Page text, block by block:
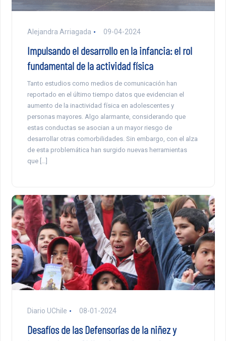
Alejandra Arriagada 09-04-2024
Impulsando el desarrollo en la infancia: el rol
fundamental de la actividad física
Tanto estudios como medios de comunicación han
reportado en el último tiempo datos que evidencian el
aumento de la inactividad física en adolescentes y
personas mayores. Algo alarmante, considerando que
estas conductas se asocian a un mayor riesgo de
desarrollar otras comorbilidades. Sin embargo, con el alza
de esta problemática han surgido nuevas herramientas
que […]
Diario UChile 08-01-2024
Desafíos de las Defensorías de la niñez y